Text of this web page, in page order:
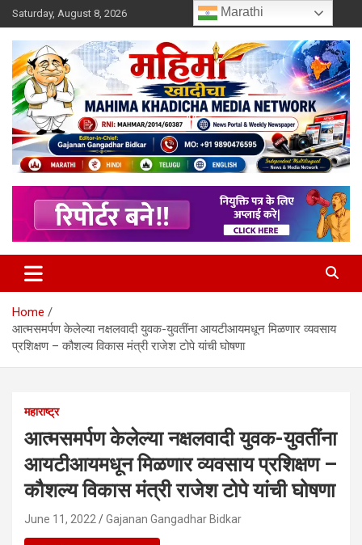
Skip
to
content
Saturday, August 8, 2026
Mahimakhadicha
Home
आत्मसमर्पण केलेल्या नक्षलवादी युवक-युवतींना आयटीआयमधून मिळणार व्यवसाय
प्रशिक्षण – कौशल्य विकास मंत्री राजेश टोपे यांची घोषणा
महाराष्ट्र
आत्मसमर्पण केलेल्या नक्षलवादी युवक-युवतींना
आयटीआयमधून मिळणार व्यवसाय प्रशिक्षण –
कौशल्य विकास मंत्री राजेश टोपे यांची घोषणा
June 11, 2022 Gajanan Gangadhar Bidkar
Marathi